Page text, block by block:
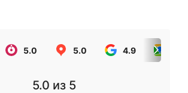
5.0 5.0 4.9
5.0 из 5